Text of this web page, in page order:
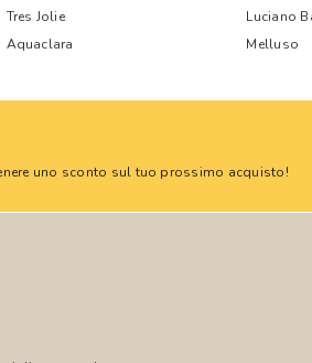
Tres Jolie
Luciano
Aquaclara
Melluso
uno sconto sul tuo prossimo acquisto!